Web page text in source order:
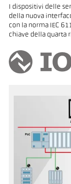
I dispositivi delle
della nuova
con la norma IEC
chiave della quarta